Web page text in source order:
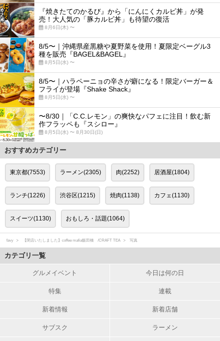
『焼きたてのかるび』から「にんにくカルビ丼」が発
売！大人気の「豚カルビ丼」も待望の復活
8月6日(木) 〜
8/5〜｜沖縄県産黒糖や夏野菜を使用！夏限定ベーグル3
種を販売『BAGEL&BAGEL』
8月5日(水) 〜
8/5〜｜ハラペーニョの辛さが癖になる！限定バーガー＆
フライが登場『Shake Shack』
8月5日(水) 〜
〜8/30｜「C.C.レモン」の爽快なパフェに注目！飲む新
作フラッペも『スシロー』
8月5日(水) 〜 8月30日(日)
おすすめカテゴリー
東京都(7553) ラーメン(2305) 肉(2252) 居酒屋(1804)
ランチ(1226) 渋谷区(1215) 焼肉(1138) カフェ(1130)
スイーツ(1130) おもしろ・話題(1064)
favy 【閉店いたしました】coffee mafia飯田橋 /CRAFT TEA 写真
カテゴリ一覧
グルメイベント 今日は何の日
特集 連載
新着情報 新着店舗
サブスク ラーメン